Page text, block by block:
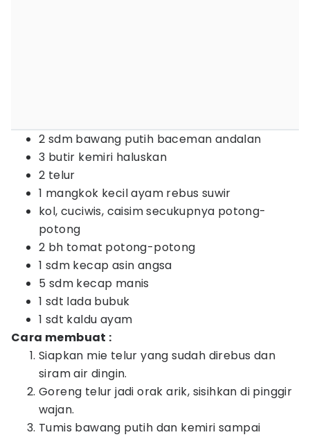
2 sdm bawang putih baceman andalan⁣
3 butir kemiri haluskan⁣
2 telur⁣
1 mangkok kecil ayam rebus suwir
kol, cuciwis, caisim secukupnya potong-
potong
2 bh tomat potong-potong
1 sdm kecap asin angsa⁣
5 sdm kecap manis⁣
1 sdt lada bubuk⁣
1 sdt kaldu ayam⁣
Cara membuat :⁣
Siapkan mie telur yang sudah direbus dan
siram air dingin.⁣
Goreng telur jadi orak arik, sisihkan di pinggir
wajan.⁣
Tumis bawang putih dan kemiri sampai